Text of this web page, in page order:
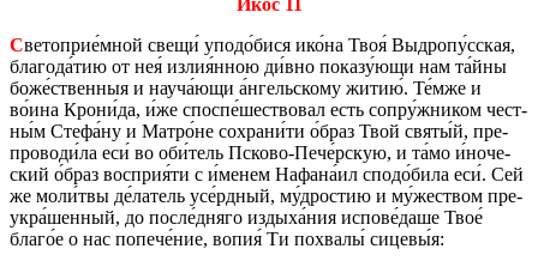
И́кос 11
Све­то­прие́мной свещи́ уподо́бися ико́на Твоя́ Выд­ро­пу́сская,
бла­го­да́тию от нея́ излия́нною ди́вно по­ка­зу́ющи нам та́йны
боже́ствен­ныя и науча́ющи а́нгель­ско­му житию́. Те́мже и
во́ина Крони́да, и́же спо­спе́ше­ство­вал есть сопру́жни­ком чест­
ны́м Стефа́ну и Матро́не со­хра­ни́ти о́браз Твой святы́й, пре­
про­во­ди́ла еси́ во оби́тель Пско­во-Пече́рскую, и та́мо и́но­че­
ский о́браз вос­прия́ти с и́менем На­фа­на́ил сподо́била еси́. Сей
же моли́твы де́ла­тель усе́рдный, му́дро­стию и му́же­ством пре­
ук­ра́шен­ный, до после́дняго из­ды­ха́ния ис­по­ве́даше Твое́
благо́е о нас по­пе­че́ние, вопия́ Ти по­хва­лы́ си­це­вы́я: